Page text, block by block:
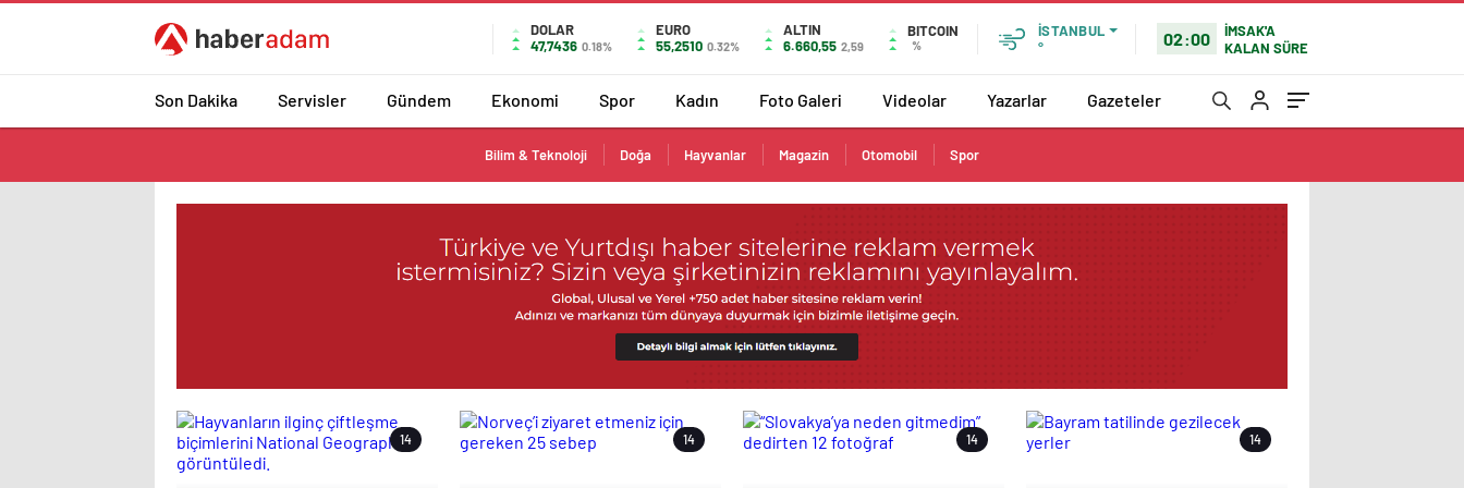
DOLAR
47,7436 0.18%
EURO
55,2510 0.32%
ALTIN
6.660,55 2,59
BITCOIN
%
İSTANBUL
°
02:00
İMSAK'A
KALAN SÜRE
Son Dakika Servisler Gündem Ekonomi Spor Kadın Foto Galeri Videolar Yazarlar Gazeteler
Bilim & Teknoloji Doğa Hayvanlar Magazin Otomobil Spor
14 14 14 14